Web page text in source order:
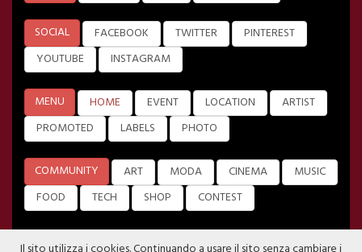
SOCIAL FACEBOOK TWITTER
PINTEREST
YOUTUBE
INSTAGRAM
MENU HOME EVENT LOCATION
ARTIST
PROMOTED
LABELS PHOTO
COMMUNITY ART MODA CINEMA
MUSIC
FOOD
TECH SHOP CONTEST